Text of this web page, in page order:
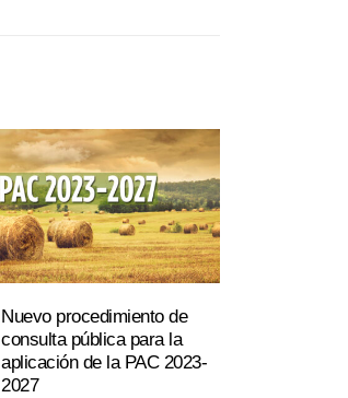
Nuevo procedimiento de
consulta pública para la
aplicación de la PAC 2023-
2027